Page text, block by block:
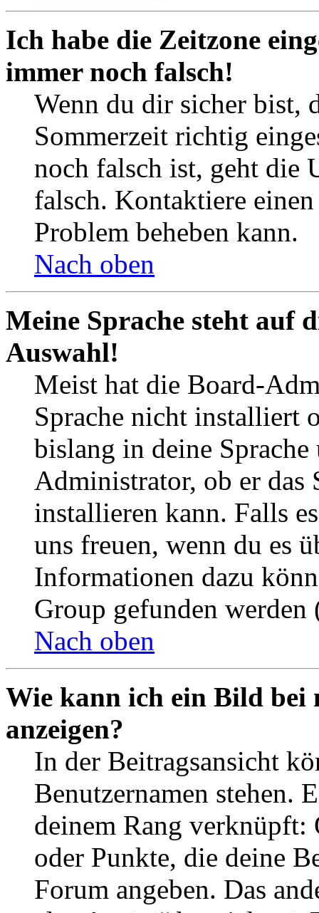
Ich habe die Zeitzone
immer noch falsch!
Wenn du dir sicher bist,
Sommerzeit richtig
noch falsch ist, geht die
falsch. Kontaktiere
Problem beheben kann.
Nach oben
Meine Sprache steht auf
Auswahl!
Meist hat die Board-
Sprache nicht installiert
bislang in deine
Administrator, ob er das
installieren kann. Falls
uns freuen, wenn du es
Informationen dazu
Group gefunden
Nach oben
Wie kann ich ein Bild bei
anzeigen?
In der Beitragsansicht
Benutzernamen stehen.
deinem Rang verknüpft:
oder Punkte, die deine
Forum angeben. Das